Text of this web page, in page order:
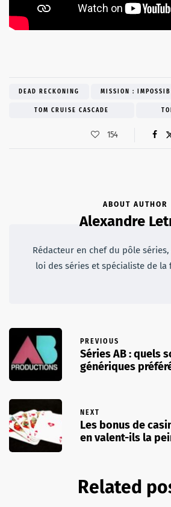
DEAD RECKONING MISSION :
TOM CRUISE CASCADE
154
ABOUT AUTHOR
Alexandre
Rédacteur en chef du pôle
loi des séries et spécialiste de
PREVIOUS
Séries AB : quels
génériques
NEXT
Les bonus de
en valent-ils la
Related